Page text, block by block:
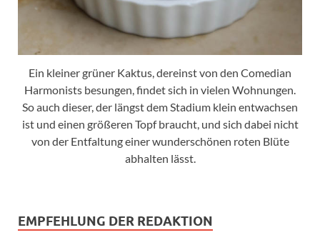
Ein kleiner grüner Kaktus, dereinst von den Comedian
Harmonists besungen, findet sich in vielen Wohnungen.
So auch dieser, der längst dem Stadium klein entwachsen
ist und einen größeren Topf braucht, und sich dabei nicht
von der Entfaltung einer wunderschönen roten Blüte
abhalten lässt.
EMPFEHLUNG DER REDAKTION